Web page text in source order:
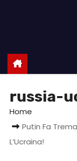
russia-
Home
Putin Fa
L’Ucraina!